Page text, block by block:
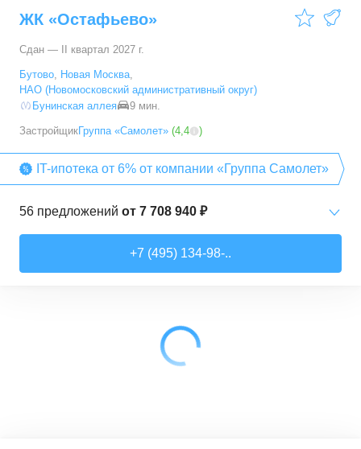
ЖК «Остафьево»
Сдан — II квартал 2027 г.
Бутово, Новая Москва,
НАО (Новомосковский административный округ)
Бунинская аллея
9 мин.
ЗастройщикГруппа «Самолет» (4,4 )
IT-ипотека от 6% от компании «Группа Самолет»
56 предложений от 7 708 940 ₽
+7 (495) 134-98-..